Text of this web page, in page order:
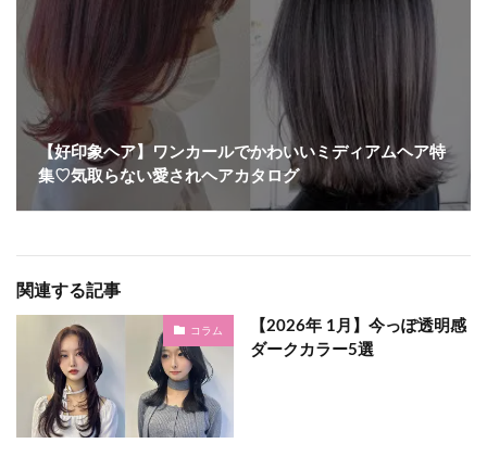
【好印象ヘア】ワンカールでかわいいミディアムヘア特
集♡気取らない愛されヘアカタログ
関連する記事
コラム
【2026年 1月】今っぽ透明感
ダークカラー5選